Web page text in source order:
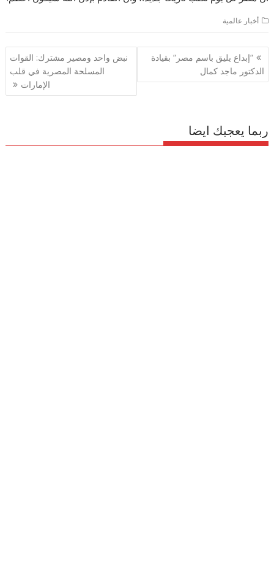
أخبار عالمية
تصفّح
المقالات
“إبداع يليق باسم مصر“ بقيادة
الدكتور ماجد كمال
نبض واحد ومصير مشترك: القوات
المسلحة المصرية في قلب
الإمارات
ربما يعجبك ايضا